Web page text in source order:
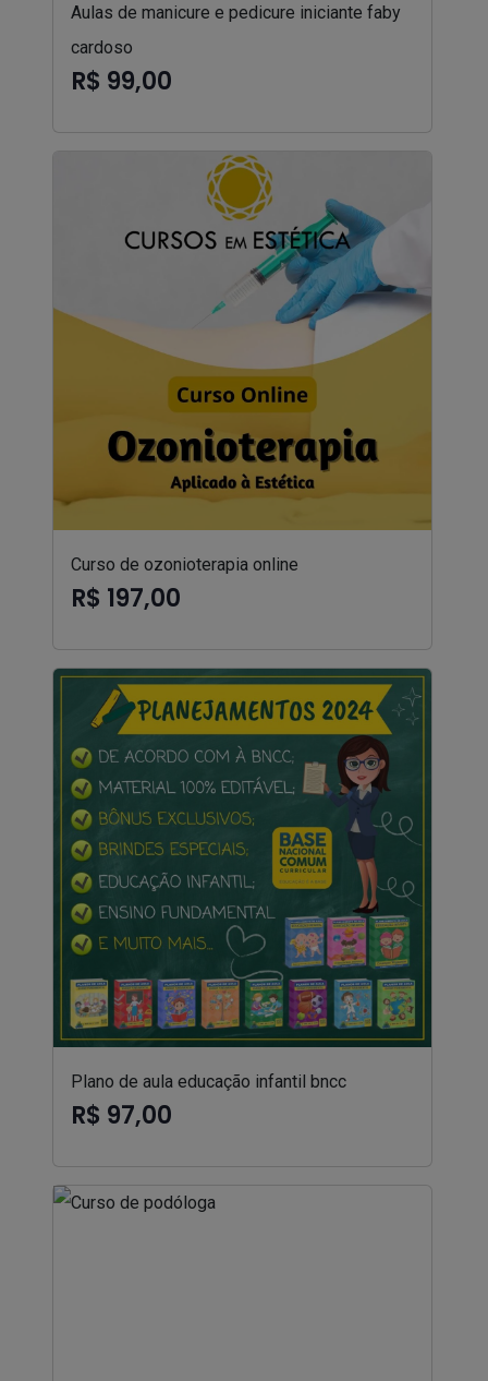
Aulas de manicure e pedicure iniciante faby
cardoso
R$ 99,00
Curso de ozonioterapia online
R$ 197,00
Plano de aula educação infantil bncc
R$ 97,00